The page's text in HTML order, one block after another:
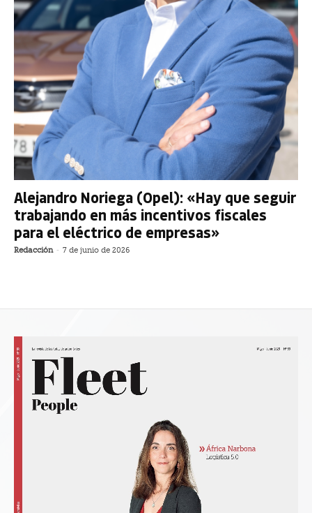
Alejandro Noriega (Opel): «Hay que seguir
trabajando en más incentivos fiscales
para el eléctrico de empresas»
Redacción - 7 de junio de 2026